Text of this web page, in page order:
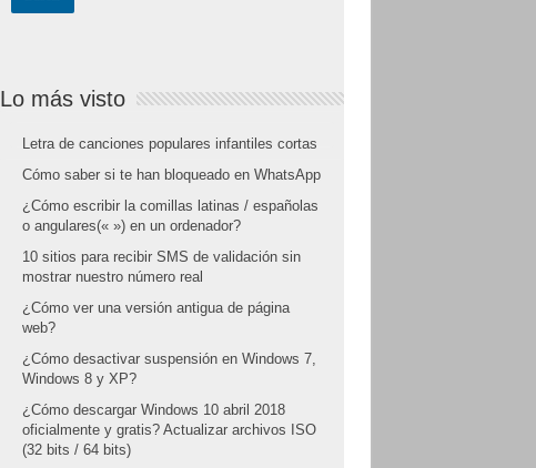
Lo más visto
Letra de canciones populares infantiles cortas
Cómo saber si te han bloqueado en WhatsApp
¿Cómo escribir la comillas latinas / españolas
o angulares(« ») en un ordenador?
10 sitios para recibir SMS de validación sin
mostrar nuestro número real
¿Cómo ver una versión antigua de página
web?
¿Cómo desactivar suspensión en Windows 7,
Windows 8 y XP?
¿Cómo descargar Windows 10 abril 2018
oficialmente y gratis? Actualizar archivos ISO
(32 bits / 64 bits)